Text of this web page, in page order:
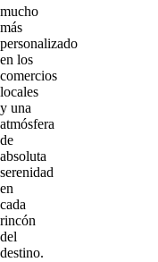
mucho
más
personalizado
en los
comercios
locales
y una
atmósfera
de
absoluta
serenidad
en
cada
rincón
del
destino.